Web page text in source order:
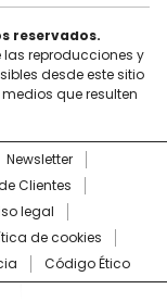
reservados.
las reproducciones y
desde este sitio
que resulten
Newsletter
Clientes
legal
de cookies
Código Ético